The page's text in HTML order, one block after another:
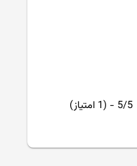
5/5 - (1 امتیاز)